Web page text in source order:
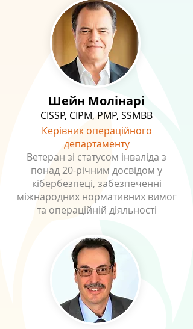
Шейн Молінарі
CISSP, CIPM, PMP, SSMBB
Керівник операційного
департаменту
Ветеран зі статусом інваліда з
понад 20-річним досвідом у
кібербезпеці, забезпеченні
міжнародних нормативних вимог
та операційній діяльності